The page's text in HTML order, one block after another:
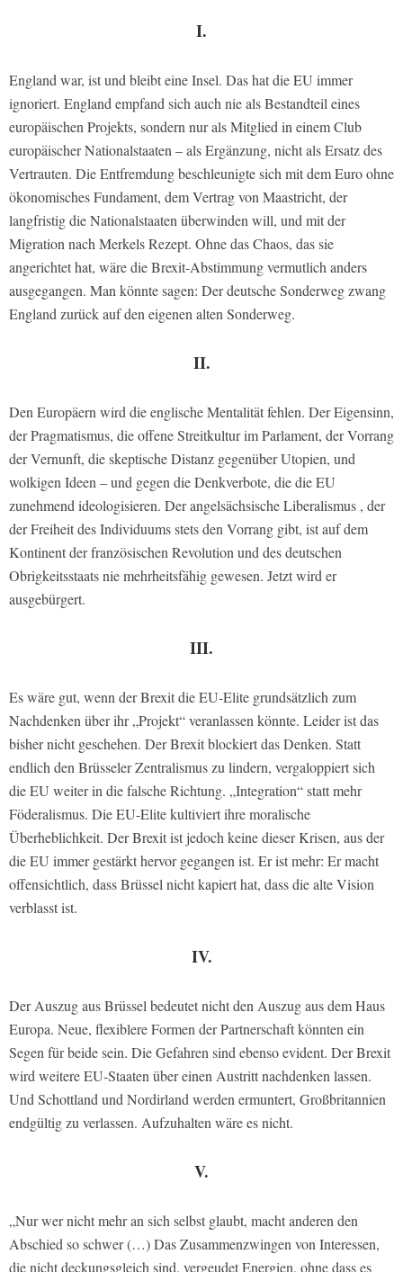
I.
England war, ist und bleibt eine Insel. Das hat die EU immer
ignoriert. England empfand sich auch nie als Bestandteil eines
europäischen Projekts, sondern nur als Mitglied in einem Club
europäischer Nationalstaaten – als Ergänzung, nicht als Ersatz des
Vertrauten. Die Entfremdung beschleunigte sich mit dem Euro ohne
ökonomisches Fundament, dem Vertrag von Maastricht, der
langfristig die Nationalstaaten überwinden will, und mit der
Migration nach Merkels Rezept. Ohne das Chaos, das sie
angerichtet hat, wäre die Brexit-Abstimmung vermutlich anders
ausgegangen. Man könnte sagen: Der deutsche Sonderweg zwang
England zurück auf den eigenen alten Sonderweg.
II.
Den Europäern wird die englische Mentalität fehlen. Der Eigensinn,
der Pragmatismus, die offene Streitkultur im Parlament, der Vorrang
der Vernunft, die skeptische Distanz gegenüber Utopien, und
wolkigen Ideen – und gegen die Denkverbote, die die EU
zunehmend ideologisieren. Der angelsächsische Liberalismus , der
der Freiheit des Individuums stets den Vorrang gibt, ist auf dem
Kontinent der französischen Revolution und des deutschen
Obrigkeitsstaats nie mehrheitsfähig gewesen. Jetzt wird er
ausgebürgert.
III.
Es wäre gut, wenn der Brexit die EU-Elite grundsätzlich zum
Nachdenken über ihr „Projekt“ veranlassen könnte. Leider ist das
bisher nicht geschehen. Der Brexit blockiert das Denken. Statt
endlich den Brüsseler Zentralismus zu lindern, vergaloppiert sich
die EU weiter in die falsche Richtung. „Integration“ statt mehr
Föderalismus. Die EU-Elite kultiviert ihre moralische
Überheblichkeit. Der Brexit ist jedoch keine dieser Krisen, aus der
die EU immer gestärkt hervor gegangen ist. Er ist mehr: Er macht
offensichtlich, dass Brüssel nicht kapiert hat, dass die alte Vision
verblasst ist.
IV.
Der Auszug aus Brüssel bedeutet nicht den Auszug aus dem Haus
Europa. Neue, flexiblere Formen der Partnerschaft könnten ein
Segen für beide sein. Die Gefahren sind ebenso evident. Der Brexit
wird weitere EU-Staaten über einen Austritt nachdenken lassen.
Und Schottland und Nordirland werden ermuntert, Großbritannien
endgültig zu verlassen. Aufzuhalten wäre es nicht.
V.
„Nur wer nicht mehr an sich selbst glaubt, macht anderen den
Abschied so schwer (…) Das Zusammenzwingen von Interessen,
die nicht deckungsgleich sind, vergeudet Energien, ohne dass es